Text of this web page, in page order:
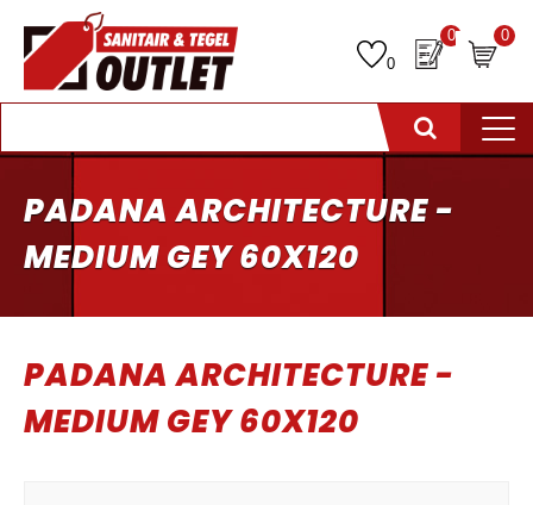
0
0 0
PADANA ARCHITECTURE -
MEDIUM GEY 60X120
PADANA ARCHITECTURE -
MEDIUM GEY 60X120